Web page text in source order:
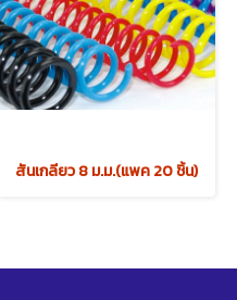
สันเกลียว 8 ม.ม.(แพค 20 ชิ้น)